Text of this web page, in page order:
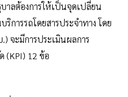
าลต้องการให้เป็นจุดเปลี่ยน
การรถโดยสารประจำทาง โดย
จะมีการประเมินผลการ
(KPI) 12 ข้อ